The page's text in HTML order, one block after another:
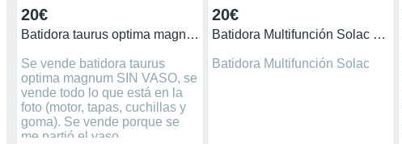
20€
Batidora taurus optima magnum 1200 SIN VASO
Se vende batidora taurus
optima magnum SIN VASO, se
vende todo lo que está en la
foto (motor, tapas, cuchillas y
goma). Se vende porque se
me partió el vaso.
20€
Batidora Multifunción Solac Nueva
Batidora Multifunción Solac